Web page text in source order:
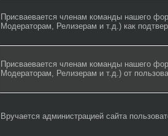
Присваевается членам команды нашего
Модераторам, Релизерам и т.д.) как
Присваевается членам команды нашего
Модераторам, Релизерам и т.д.) от
Вручается администрацией сайта